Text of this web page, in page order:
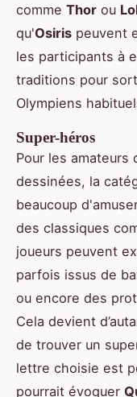
comme Thor ou
qu'Osiris peuvent
les participants à
traditions pour
Olympiens
Super-héros
Pour les
dessinées, la
beaucoup
des classiques
joueurs peuvent
parfois issus de
ou encore des
Cela devient
de trouver un
lettre choisie est
pourrait évoquer